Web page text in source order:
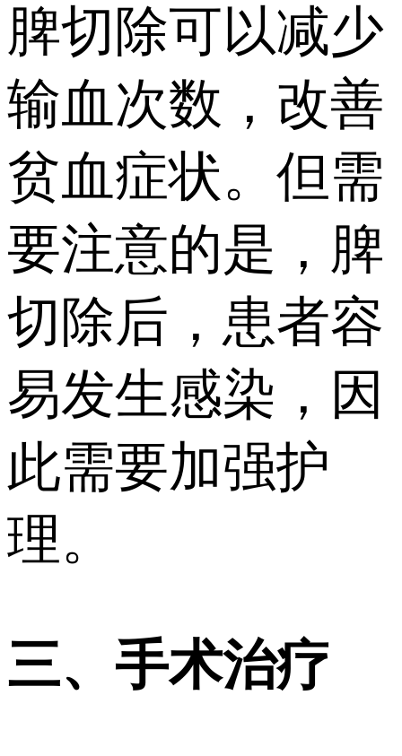
脾切除可以减少
输血次数，改善
贫血症状。但需
要注意的是，脾
切除后，患者容
易发生感染，因
此需要加强护
理。
三、手术治疗